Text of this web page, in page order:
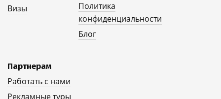
Визы
Политика
конфиденциальности
Блог
Партнерам
Работать с нами
Рекламные туры